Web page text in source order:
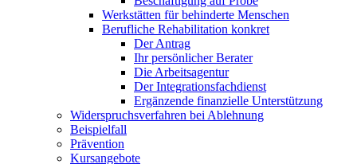
Werkstätten für behinderte Menschen
Berufliche Rehabilitation konkret
Der Antrag
Ihr persönlicher Berater
Die Arbeitsagentur
Der Integrationsfachdienst
Ergänzende finanzielle Unterstützung
Widerspruchsverfahren bei Ablehnung
Beispielfall
Prävention
Kursangebote